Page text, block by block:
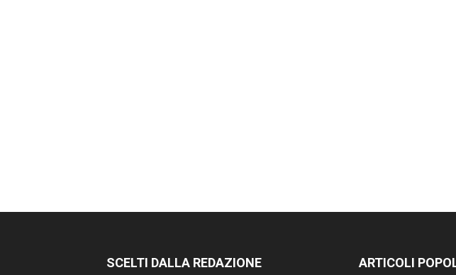
SCELTI DALLA REDAZIONE ARTICOLI